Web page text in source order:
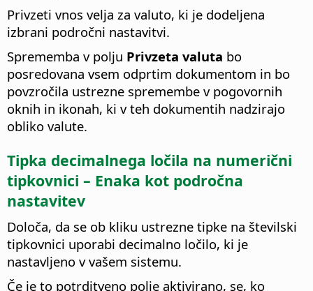
Privzeti vnos velja za valuto, ki je dodeljena
izbrani področni nastavitvi.
Sprememba v polju Privzeta valuta bo
posredovana vsem odprtim dokumentom in bo
povzročila ustrezne spremembe v pogovornih
oknih in ikonah, ki v teh dokumentih nadzirajo
obliko valute.
Tipka decimalnega ločila na numerični
tipkovnici – Enaka kot področna
nastavitev
Določa, da se ob kliku ustrezne tipke na številski
tipkovnici uporabi decimalno ločilo, ki je
nastavljeno v vašem sistemu.
Če je to potrditveno polje aktivirano, se, ko